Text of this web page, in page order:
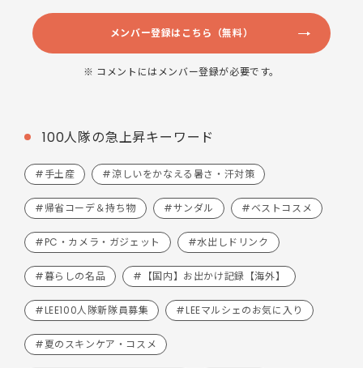
メンバー登録はこちら（無料）
※ コメントにはメンバー登録が必要です。
100人隊の急上昇キーワード
#手土産 #涼しいをかなえる暑さ・汗対策
#帰省コーデ＆持ち物 #サンダル #ベストコスメ
#PC・カメラ・ガジェット #水出しドリンク
#暮らしの名品 #【国内】お出かけ記録【海外】
#LEE100人隊新隊員募集 #LEEマルシェのお気に入り
#夏のスキンケア・コスメ